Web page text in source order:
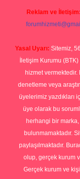
Reklam ve İletişim:
Yasal Uyarı: Sitemiz,
İletişim Kurumu
hizmet
denetleme veya
üyelerimiz yazdıkları
üye olarak bu
herhangi bir marka,
bulunmamaktadır.
paylaşılmaktadır.
olup, gerçek kurum
Gerçek kurum ve